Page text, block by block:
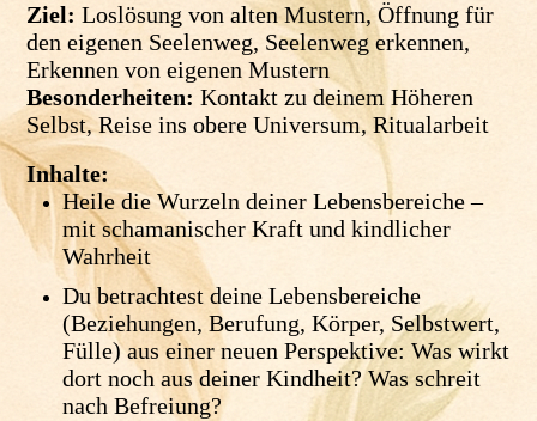
Ziel:Loslösung von alten Mustern, Öffnung für
den eigenen Seelenweg, Seelenweg erkennen,
Erkennen von eigenen Mustern
Besonderheiten: Kontakt zu deinem Höheren
Selbst, Reise ins obere Universum, Ritualarbeit
Inhalte:
Heile die Wurzeln deiner Lebensbereiche –
mit schamanischer Kraft und kindlicher
Wahrheit
Du betrachtest deine Lebensbereiche
(Beziehungen, Berufung, Körper, Selbstwert,
Fülle) aus einer neuen Perspektive: Was wirkt
dort noch aus deiner Kindheit? Was schreit
nach Befreiung?